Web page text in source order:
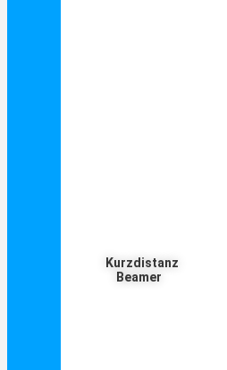
Kurzdistanz
Beamer